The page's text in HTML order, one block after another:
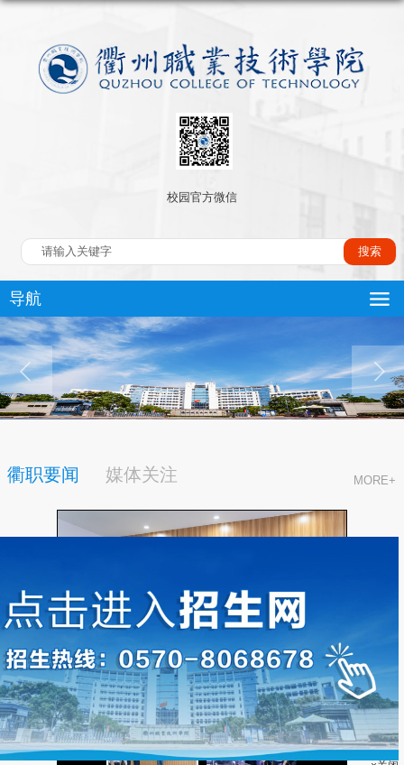
校园官方微信
导航
衢职要闻 媒体关注 MORE+